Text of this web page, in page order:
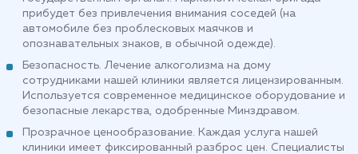
прибудет без привлечения внимания соседей (на
автомобиле без проблесковых маячков и
опознавательных знаков, в обычной одежде).
Безопасность. Лечение алкоголизма на дому
сотрудниками нашей клиники является лицензированным.
Используется современное медицинское оборудование и
безопасные лекарства, одобренные Минздравом.
Прозрачное ценообразование. Каждая услуга нашей
клиники имеет фиксированный разброс цен. Специалисты